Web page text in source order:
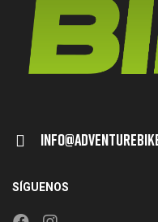
SÍGUENOS